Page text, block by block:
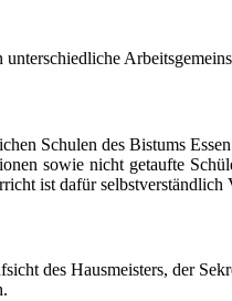
Schulen des Bistums
sowie nicht getaufte
ist dafür selbstverständlich
des Hausmeisters, der